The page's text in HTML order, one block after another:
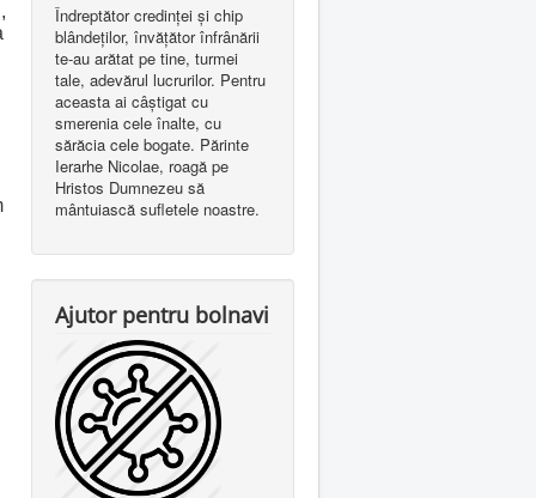
Îndreptător credinţei şi chip
blândeţilor, învăţător înfrânării
te-au arătat pe tine, turmei
tale, adevărul lucrurilor. Pentru
aceasta ai câştigat cu
smerenia cele înalte, cu
sărăcia cele bogate. Părinte
Ierarhe Nicolae, roagă pe
Hristos Dumnezeu să
mântuiască sufletele noastre.
Ajutor pentru bolnavi